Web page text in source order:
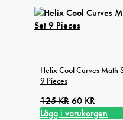
Helix Cool Curves Math
9 Pieces
125KRDet
ursprungliga
60 KR
Lägg i varukorgen